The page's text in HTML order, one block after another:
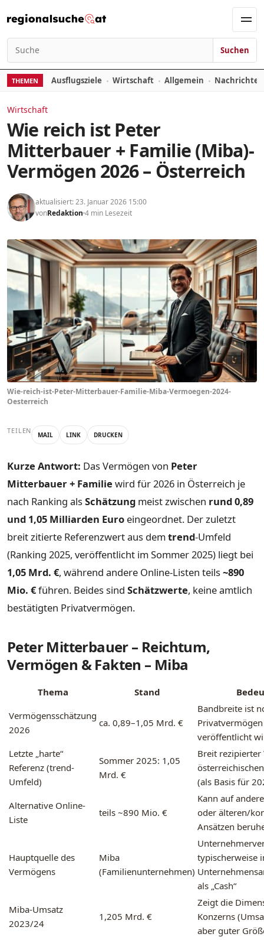
Suchen nach:
Suchen
THEMEN Ausflugsziele Wirtschaft Allgemein
Wirtschaft
Wie reich ist Peter
Mitterbauer + Familie (Miba)-
Vermögen 2026 – Österreich
aktualisiert: 23. Januar 2026 15:00
vonRedaktion 4 min Lesezeit
Wie-reich-ist-Peter-Mitterbauer-Familie-Miba-Vermoegen-2024-
Oesterreich
TEILEN MAIL LINK DRUCKEN
Kurze Antwort: Das Vermögen von Peter
Mitterbauer + Familie wird für 2026 in Österreich je
nach Ranking alsSchätzung meist zwischen rund 0,89
und 1,05 Milliarden Euro eingeordnet. Der zuletzt
breit zitierte Referenzwert aus demtrend-Umfeld
(Ranking 2025, veröffentlicht im Sommer 2025) liegt bei
1,05 Mrd. €, während andere Online-Listen teils~890
Mio. €führen. Beides sind Schätzwerte, keine amtlich
bestätigten Privatvermögen.
Peter Mitterbauer – Reichtum,
Vermögen & Fakten – Miba
Thema Stand
Vermögensschätzung
2026
ca. 0,89–1,05 Mrd. €
Bandbreite ist
veröffentlicht
Letzte „harte“
Referenz (trend-
Umfeld)
Sommer 2025: 1,05
Mrd. €
Breit rezipierter
(als Basis für
Alternative Online-
Liste
teils ~890 Mio. €
Kann auf
oder älteren/
Ansätzen
Hauptquelle des
Vermögens
Miba
(Familienunternehmen)
typischerweise
als „Cash“
Miba-Umsatz
2023/24
1,205 Mrd. €
Zeigt die
Konzerns
aber guter